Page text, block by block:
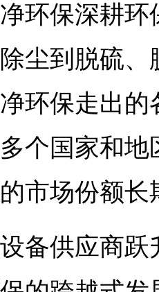
环保深耕
尘到脱硫
环保走出的
个国家和
市场份额长
备供应商